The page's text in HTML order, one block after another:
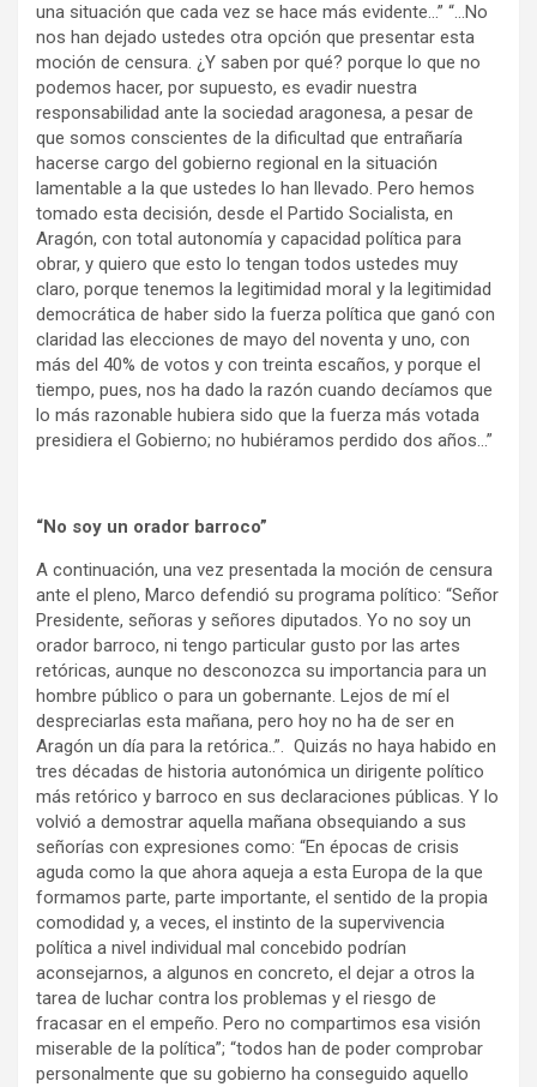
una situación que cada vez se hace más evidente…” “…No
nos han dejado ustedes otra opción que presentar esta
moción de censura. ¿Y saben por qué? porque lo que no
podemos hacer, por supuesto, es evadir nuestra
responsabilidad ante la sociedad aragonesa, a pesar de
que somos conscientes de la dificultad que entrañaría
hacerse cargo del gobierno regional en la situación
lamentable a la que ustedes lo han llevado. Pero hemos
tomado esta decisión, desde el Partido Socialista, en
Aragón, con total autonomía y capacidad política para
obrar, y quiero que esto lo tengan todos ustedes muy
claro, porque tenemos la legitimidad moral y la legitimidad
democrática de haber sido la fuerza política que ganó con
claridad las elecciones de mayo del noventa y uno, con
más del 40% de votos y con treinta escaños, y porque el
tiempo, pues, nos ha dado la razón cuando decíamos que
lo más razonable hubiera sido que la fuerza más votada
presidiera el Gobierno; no hubiéramos perdido dos años…”
“No soy un orador barroco”
A continuación, una vez presentada la moción de censura
ante el pleno, Marco defendió su programa político: “Señor
Presidente, señoras y señores diputados. Yo no soy un
orador barroco, ni tengo particular gusto por las artes
retóricas, aunque no desconozca su importancia para un
hombre público o para un gobernante. Lejos de mí el
despreciarlas esta mañana, pero hoy no ha de ser en
Aragón un día para la retórica..”. Quizás no haya habido en
tres décadas de historia autonómica un dirigente político
más retórico y barroco en sus declaraciones públicas. Y lo
volvió a demostrar aquella mañana obsequiando a sus
señorías con expresiones como: “En épocas de crisis
aguda como la que ahora aqueja a esta Europa de la que
formamos parte, parte importante, el sentido de la propia
comodidad y, a veces, el instinto de la supervivencia
política a nivel individual mal concebido podrían
aconsejarnos, a algunos en concreto, el dejar a otros la
tarea de luchar contra los problemas y el riesgo de
fracasar en el empeño. Pero no compartimos esa visión
miserable de la política”; “todos han de poder comprobar
personalmente que su gobierno ha conseguido aquello